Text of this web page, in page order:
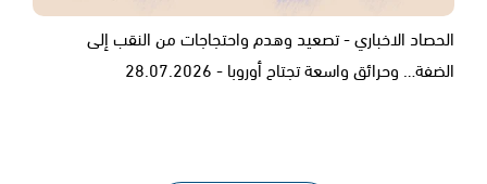
الحصاد الاخباري - تصعيد وهدم واحتجاجات من النقب إلى
الضفة… وحرائق واسعة تجتاح أوروبا - 28.07.2026